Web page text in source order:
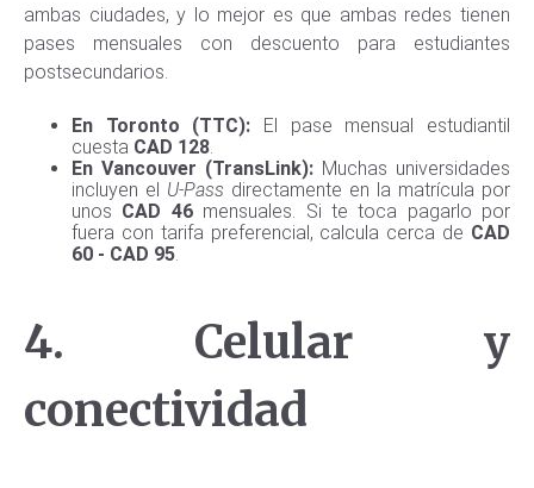
ambas ciudades, y lo mejor es que ambas redes tienen
pases mensuales con descuento para estudiantes
postsecundarios.
En Toronto (TTC): El pase mensual estudiantil
cuesta CAD 128.
En Vancouver (TransLink): Muchas universidades
incluyen el U-Pass directamente en la matrícula por
unos CAD 46mensuales. Si te toca pagarlo por
fuera con tarifa preferencial, calcula cerca de CAD
60 - CAD 95.
4. Celular y
conectividad